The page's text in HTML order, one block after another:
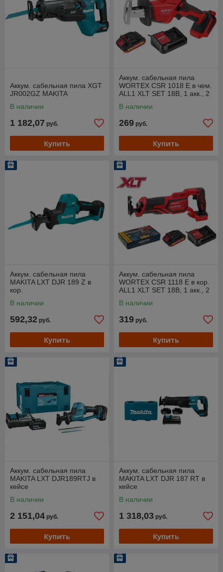
Аккум. сабельная пила XGT
JR002GZ MAKITA
В наличии
1 182,07 руб.
Купить
Аккум. сабельная пила
WORTEX CSR 1018 E в чем.
ALL1 XLT SET 18В, 1 акк., 2
В наличии
269 руб.
Купить
Аккум. сабельная пила
MAKITA LXT DJR 189 Z в
кор.
В наличии
592,32 руб.
Купить
Аккум. сабельная пила
WORTEX CSR 1118 E в кор.
ALL1 XLT SET 18В, 1 акк., 2
В наличии
319 руб.
Купить
Аккум. сабельная пила
MAKITA LXT DJR189RTJ в
кейсе
В наличии
2 151,04 руб.
Купить
Аккум. сабельная пила
MAKITA LXT DJR 187 RT в
кейсе
В наличии
1 318,03 руб.
Купить